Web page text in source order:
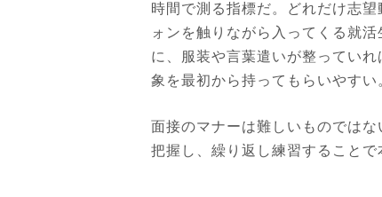
時間で測る指標だ。どれだけ志
ォンを触りながら入ってくる就
に、服装や言葉遣いが整ってい
象を最初から持ってもらいやすい
面接のマナーは難しいものでは
把握し、繰り返し練習することで